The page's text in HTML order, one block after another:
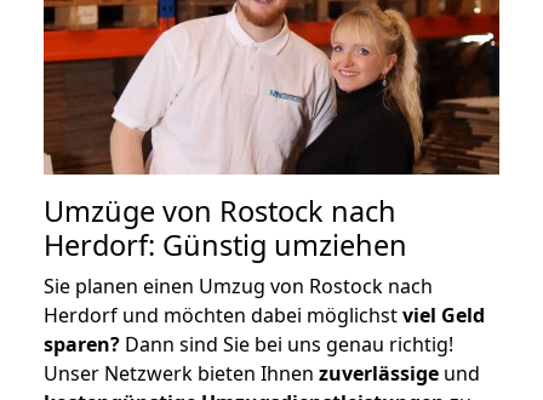
Umzüge von Rostock nach
Herdorf: Günstig umziehen
Sie planen einen Umzug von Rostock nach
Herdorf und möchten dabei möglichstviel Geld
sparen? Dann sind Sie bei uns genau richtig!
Unser Netzwerk bieten Ihnen zuverlässige und